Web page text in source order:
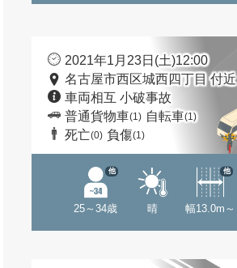
2021年1月23日(土)12:00
名古屋市西区城西四丁目 付近
車両相互 小破事故
普通貨物車(1) 自転車(1)
死亡(0) 負傷(1)
25～34歳
他
晴 幅13.0m～
他